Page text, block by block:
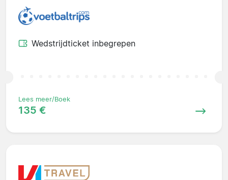
Wedstrijdticket inbegrepen
Lees meer/Boek
135 €